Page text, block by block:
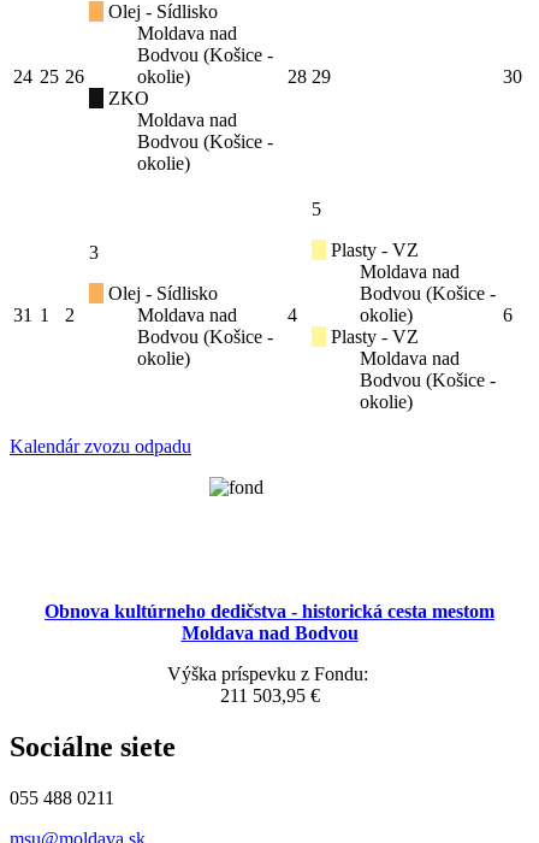
24 25 26
Olej - Sídlisko
Moldava nad
Bodvou (Košice -
okolie)
ZKO
Moldava nad
Bodvou (Košice -
okolie)
28 29 30
31 1 2
3
Olej - Sídlisko
Moldava nad
Bodvou (Košice -
okolie)
4
5
Plasty - VZ
Moldava nad
Bodvou (Košice -
okolie)
Plasty - VZ
Moldava nad
Bodvou (Košice -
okolie)
6
Kalendár zvozu odpadu
Obnova kultúrneho dedičstva - historická cesta mestom
Moldava nad Bodvou
Výška príspevku z Fondu:
211 503,95 €
Sociálne siete
055 488 0211
msu@moldava.sk